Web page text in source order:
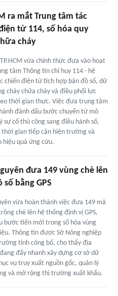
ra mắt Trung tâm tác
tử 114, số hóa quy
cháy
vừa chính thức đưa vào hoạt
tâm Thông tin chỉ huy 114 - hệ
chiến điện tử tích hợp bản đồ số, dữ
cháy chữa cháy và điều phối lực
thời gian thực. Việc đưa trung tâm
đánh dấu bước chuyển từ mô
sự cố thủ công sang điều hành số,
thời gian tiếp cận hiện trường và
hiệu quả ứng cứu.
đưa 149 vùng chè lên
số bằng GPS
vừa hoàn thành việc đưa 149 mã
chè lên hệ thống định vị GPS,
bước tiến mới trong số hóa vùng
Thông tin được Sở Nông nghiệp
tỉnh công bố, cho thấy địa
đẩy nhanh xây dựng cơ sở dữ
vụ truy xuất nguồn gốc, quản lý
và mở rộng thị trường xuất khẩu.